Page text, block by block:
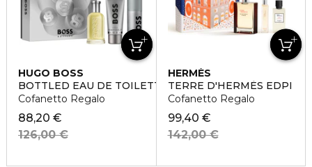
HUGO BOSS
BOTTLED EAU DE TOILETTE
Cofanetto Regalo
88,20 €
126,00 €
HERMÈS
TERRE D'HERMÈS EDPI
Cofanetto Regalo
99,40 €
142,00 €